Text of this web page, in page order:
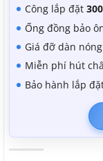
Công lắp đặt
Ống đồng bảo
Giá đỡ dàn
Miễn phí hút
Bảo hành lắp